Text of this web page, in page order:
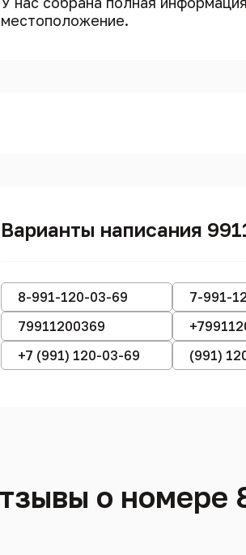
местоположение.
Варианты написания
8-991-120-03-69 7-991-
79911200369
+7 (991) 120-03-69
(991)
о номере